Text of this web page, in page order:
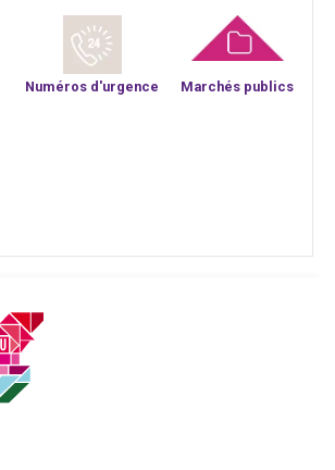
Numéros d'urgence Marchés publics